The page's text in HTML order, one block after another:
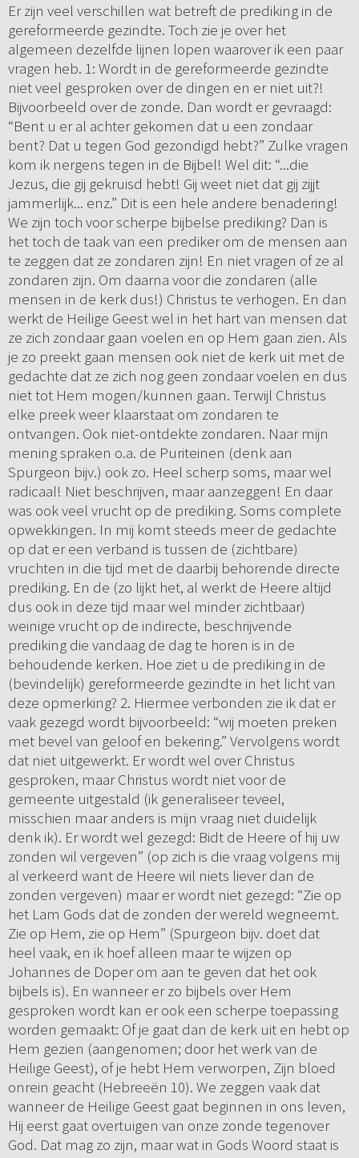
Er zijn veel verschillen wat betreft de prediking in de
gereformeerde gezindte. Toch zie je over het
algemeen dezelfde lijnen lopen waarover ik een paar
vragen heb. 1: Wordt in de gereformeerde gezindte
niet veel gesproken over de dingen en er niet uit?!
Bijvoorbeeld over de zonde. Dan wordt er gevraagd:
“Bent u er al achter gekomen dat u een zondaar
bent? Dat u tegen God gezondigd hebt?” Zulke vragen
kom ik nergens tegen in de Bijbel! Wel dit: “...die
Jezus, die gij gekruisd hebt! Gij weet niet dat gij zijjt
jammerlijk... enz.” Dit is een hele andere benadering!
We zijn toch voor scherpe bijbelse prediking? Dan is
het toch de taak van een prediker om de mensen aan
te zeggen dat ze zondaren zijn! En niet vragen of ze al
zondaren zijn. Om daarna voor die zondaren (alle
mensen in de kerk dus!) Christus te verhogen. En dan
werkt de Heilige Geest wel in het hart van mensen dat
ze zich zondaar gaan voelen en op Hem gaan zien. Als
je zo preekt gaan mensen ook niet de kerk uit met de
gedachte dat ze zich nog geen zondaar voelen en dus
niet tot Hem mogen/kunnen gaan. Terwijl Christus
elke preek weer klaarstaat om zondaren te
ontvangen. Ook niet-ontdekte zondaren. Naar mijn
mening spraken o.a. de Puriteinen (denk aan
Spurgeon bijv.) ook zo. Heel scherp soms, maar wel
radicaal! Niet beschrijven, maar aanzeggen! En daar
was ook veel vrucht op de prediking. Soms complete
opwekkingen. In mij komt steeds meer de gedachte
op dat er een verband is tussen de (zichtbare)
vruchten in die tijd met de daarbij behorende directe
prediking. En de (zo lijkt het, al werkt de Heere altijd
dus ook in deze tijd maar wel minder zichtbaar)
weinige vrucht op de indirecte, beschrijvende
prediking die vandaag de dag te horen is in de
behoudende kerken. Hoe ziet u de prediking in de
(bevindelijk) gereformeerde gezindte in het licht van
deze opmerking? 2. Hiermee verbonden zie ik dat er
vaak gezegd wordt bijvoorbeeld: “wij moeten preken
met bevel van geloof en bekering.” Vervolgens wordt
dat niet uitgewerkt. Er wordt wel over Christus
gesproken, maar Christus wordt niet voor de
gemeente uitgestald (ik generaliseer teveel,
misschien maar anders is mijn vraag niet duidelijk
denk ik). Er wordt wel gezegd: Bidt de Heere of hij uw
zonden wil vergeven” (op zich is die vraag volgens mij
al verkeerd want de Heere wil niets liever dan de
zonden vergeven) maar er wordt niet gezegd: “Zie op
het Lam Gods dat de zonden der wereld wegneemt.
Zie op Hem, zie op Hem” (Spurgeon bijv. doet dat
heel vaak, en ik hoef alleen maar te wijzen op
Johannes de Doper om aan te geven dat het ook
bijbels is). En wanneer er zo bijbels over Hem
gesproken wordt kan er ook een scherpe toepassing
worden gemaakt: Of je gaat dan de kerk uit en hebt op
Hem gezien (aangenomen; door het werk van de
Heilige Geest), of je hebt Hem verworpen, Zijn bloed
onrein geacht (Hebreeën 10). We zeggen vaak dat
wanneer de Heilige Geest gaat beginnen in ons leven,
Hij eerst gaat overtuigen van onze zonde tegenover
God. Dat mag zo zijn, maar wat in Gods Woord staat is